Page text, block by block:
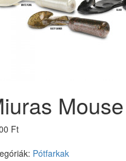
Ft
Pótfarkak